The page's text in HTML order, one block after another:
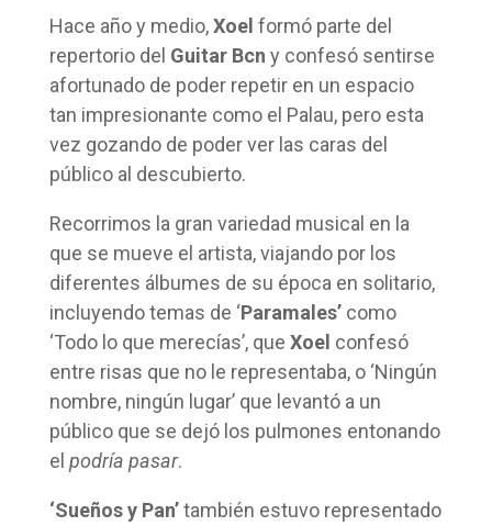
Hace año y medio,Xoel formó parte del
repertorio del Guitar Bcn y confesó sentirse
afortunado de poder repetir en un espacio
tan impresionante como el Palau, pero esta
vez gozando de poder ver las caras del
público al descubierto.
Recorrimos la gran variedad musical en la
que se mueve el artista, viajando por los
diferentes álbumes de su época en solitario,
incluyendo temas de ‘Paramales’como
‘Todo lo que merecías’, que Xoel confesó
entre risas que no le representaba, o ‘Ningún
nombre, ningún lugar’ que levantó a un
público que se dejó los pulmones entonando
el podría pasar.
‘Sueños y Pan’también estuvo representado